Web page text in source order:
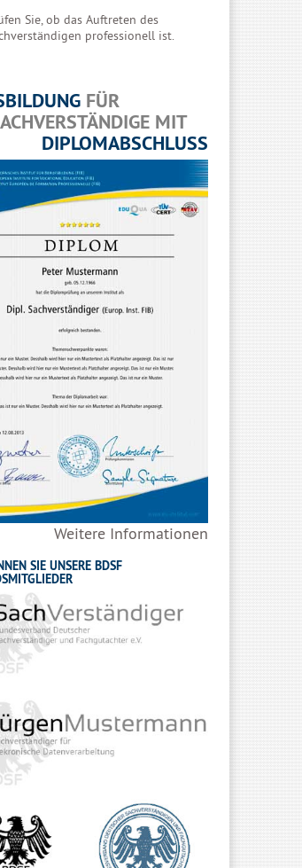
Sie, ob das Auftreten des
professionell ist.
FÜR
MIT
DIPLOMABSCHLUSS
Weitere Informationen
SIE UNSERE BDSF